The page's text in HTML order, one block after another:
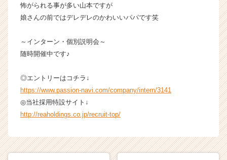
r）
怖がられる事が多い山本ですが
娘さんの前ではデレデレのかわいいパパです笑
～インターン・個別説明会～
随時開催中です♪
◎エントリーはコチラ↓
https://www.passion-navi.com/company/intern/3141
◎当社採用特設サイト↓
http://reaholdings.co.jp/recruit-top/